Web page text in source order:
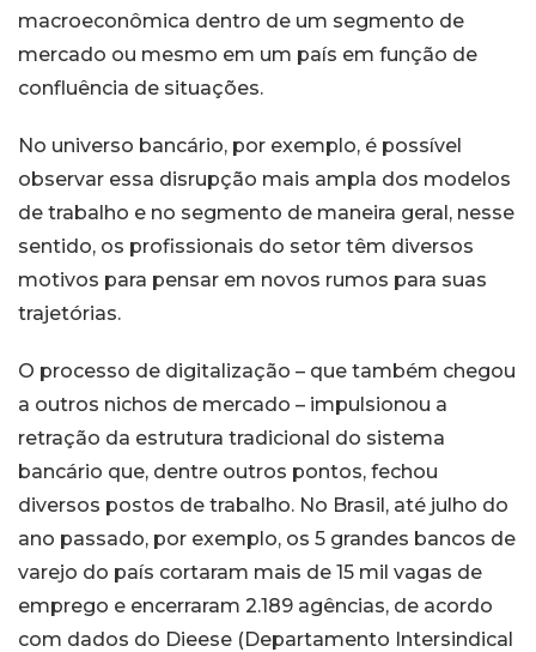
macroeconômica dentro de um segmento de
mercado ou mesmo em um país em função de
confluência de situações.
No universo bancário, por exemplo, é possível
observar essa disrupção mais ampla dos modelos
de trabalho e no segmento de maneira geral, nesse
sentido, os profissionais do setor têm diversos
motivos para pensar em novos rumos para suas
trajetórias.
O processo de digitalização – que também chegou
a outros nichos de mercado – impulsionou a
retração da estrutura tradicional do sistema
bancário que, dentre outros pontos, fechou
diversos postos de trabalho. No Brasil, até julho do
ano passado, por exemplo, os 5 grandes bancos de
varejo do país cortaram mais de 15 mil vagas de
emprego e encerraram 2.189 agências, de acordo
com dados do Dieese (Departamento Intersindical